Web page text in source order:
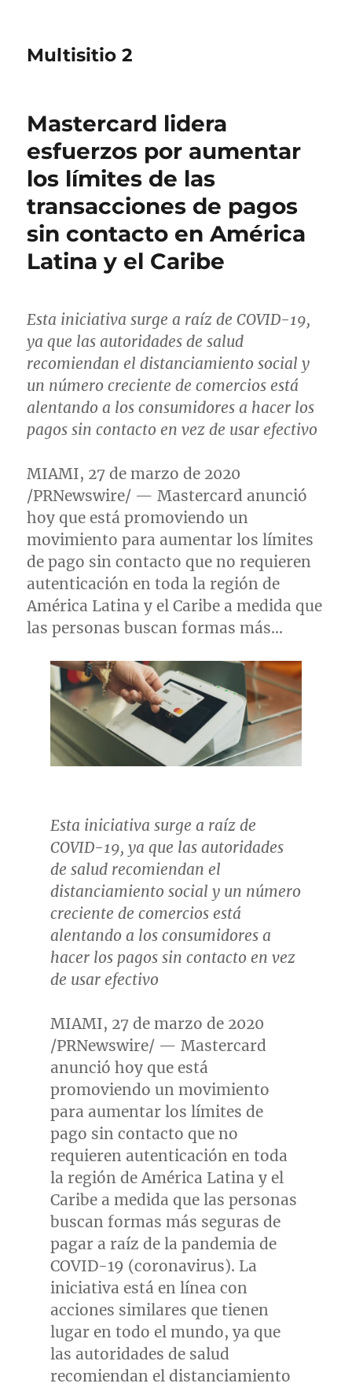
Multisitio 2
Mastercard lidera
esfuerzos por aumentar
los límites de las
transacciones de pagos
sin contacto en América
Latina y el Caribe
Esta iniciativa surge a raíz de COVID-19,
ya que las autoridades de salud
recomiendan el distanciamiento social y
un número creciente de comercios está
alentando a los consumidores a hacer los
pagos sin contacto en vez de usar efectivo
MIAMI, 27 de marzo de 2020
/PRNewswire/ — Mastercard anunció
hoy que está promoviendo un
movimiento para aumentar los límites
de pago sin contacto que no requieren
autenticación en toda la región de
América Latina y el Caribe a medida que
las personas buscan formas más…
Esta iniciativa surge a raíz de
COVID-19, ya que las autoridades
de salud recomiendan el
distanciamiento social y un número
creciente de comercios está
alentando a los consumidores a
hacer los pagos sin contacto en vez
de usar efectivo
MIAMI, 27 de marzo de 2020
/PRNewswire/ — Mastercard
anunció hoy que está
promoviendo un movimiento
para aumentar los límites de
pago sin contacto que no
requieren autenticación en toda
la región de América Latina y el
Caribe a medida que las personas
buscan formas más seguras de
pagar a raíz de la pandemia de
COVID-19 (coronavirus). La
iniciativa está en línea con
acciones similares que tienen
lugar en todo el mundo, ya que
las autoridades de salud
recomiendan el distanciamiento